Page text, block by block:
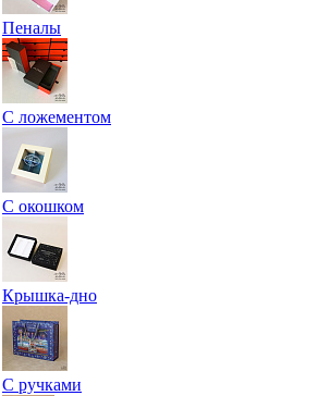
Пеналы
С ложементом
С окошком
Крышка-дно
С ручками